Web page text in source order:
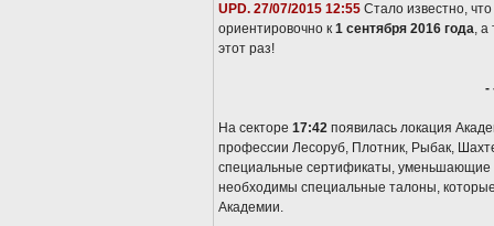
UPD. 27/07/2015 12:55 Стало известно,
ориентировочно к 1 сентября 2016 года, а
этот раз!
-
На секторе 17:42 появилась локация
профессии Лесоруб, Плотник, Рыбак,
специальные сертификаты, уменьшающие
необходимы специальные талоны,
Академии.